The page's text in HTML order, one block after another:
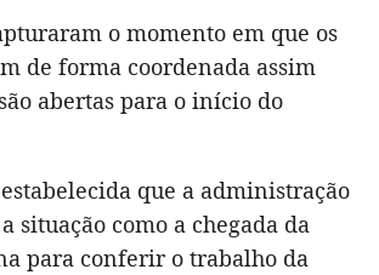
o momento em que os
de forma coordenada assim
abertas para o início do
que a administração
situação como a chegada da
para conferir o trabalho da